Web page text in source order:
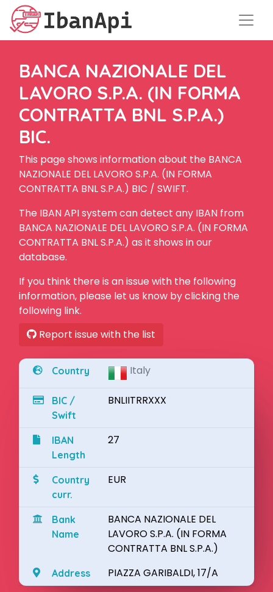
BANCA NAZIONALE DEL
LAVORO S.P.A. (IN FORMA
CONTRATTA BNL S.P.A.)
BIC.
This page shows information about the BANCA
NAZIONALE DEL LAVORO S.P.A. (IN FORMA
CONTRATTA BNL S.P.A.) BIC / SWIFT.
The IBAN API system can detect any IBAN from
BANCA NAZIONALE DEL LAVORO S.P.A. (IN FORMA
CONTRATTA BNL S.P.A.) as it shows in our
database.
If you think there is an issue with the following
information, please let us know by clicking the
following link.
Report issue with the list
Country Italy
BIC /
Swift
BNLIITRRXXX
IBAN
Length
27
Country
curr.
EUR
Bank
Name
BANCA NAZIONALE DEL
LAVORO S.P.A. (IN FORMA
CONTRATTA BNL S.P.A.)
Address PIAZZA GARIBALDI, 17/A